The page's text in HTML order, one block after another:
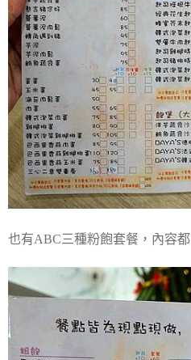
也有ABC三種粉飽套餐，內容